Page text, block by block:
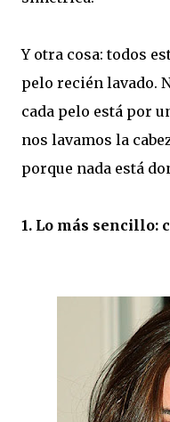
Y otra cosa: todos
pelo recién lavado.
cada pelo está por
nos lavamos la
porque nada está
1. Lo más sencillo: